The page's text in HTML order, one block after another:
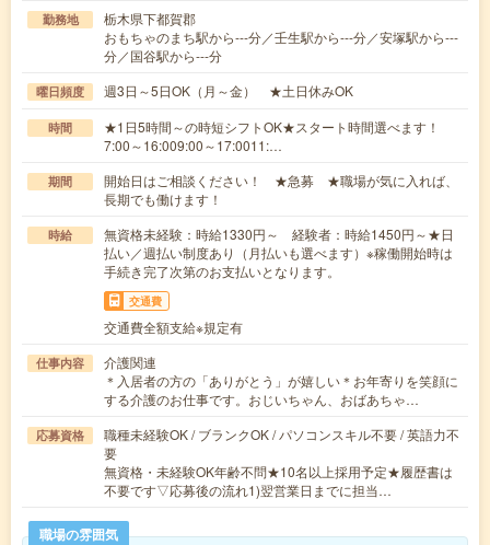
勤務地
栃木県下都賀郡
おもちゃのまち駅から---分／壬生駅から---分／安塚駅から---
分／国谷駅から---分
曜日頻度 週3日～5日OK（月～金） ★土日休みOK
時間
★1日5時間～の時短シフトOK★スタート時間選べます！
7:00～16:009:00～17:0011:…
期間
開始日はご相談ください！ ★急募 ★職場が気に入れば、
長期でも働けます！
時給
無資格未経験：時給1330円～ 経験者：時給1450円～★日
払い／週払い制度あり（月払いも選べます）※稼働開始時は
手続き完了次第のお支払いとなります。
交通費
交通費全額支給※規定有
仕事内容
介護関連
＊入居者の方の「ありがとう」が嬉しい＊お年寄りを笑顔に
する介護のお仕事です。おじいちゃん、おばあちゃ…
応募資格
職種未経験OK / ブランクOK / パソコンスキル不要 / 英語力不
要
無資格・未経験OK年齢不問★10名以上採用予定★履歴書は
不要です▽応募後の流れ1)翌営業日までに担当…
職場の雰囲気